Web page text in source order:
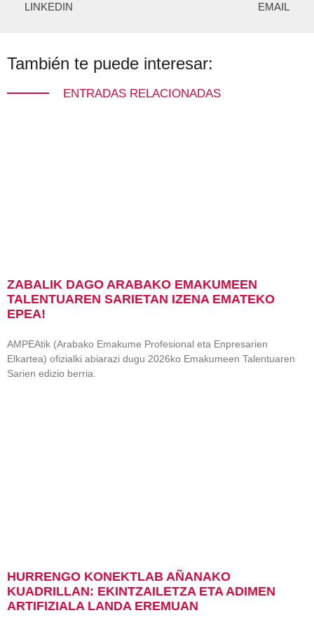
LINKEDIN
EMAIL
También te puede interesar:
ENTRADAS RELACIONADAS
ZABALIK DAGO ARABAKO EMAKUMEEN
TALENTUAREN SARIETAN IZENA EMATEKO
EPEA!
AMPEAtik (Arabako Emakume Profesional eta Enpresarien
Elkartea) ofizialki abiarazi dugu 2026ko Emakumeen Talentuaren
Sarien edizio berria.
HURRENGO KONEKTLAB AÑANAKO
KUADRILLAN: EKINTZAILETZA ETA ADIMEN
ARTIFIZIALA LANDA EREMUAN